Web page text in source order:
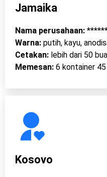
Jamaika
Nama perusahaan:
Warna:putih, kayu,
Cetakan: lebih dari 50
Memesan:6 kontainer 45
Kosovo